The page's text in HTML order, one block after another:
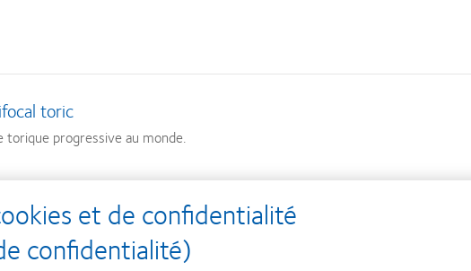
toric
torique progressive au monde.
et de confidentialité
confidentialité)